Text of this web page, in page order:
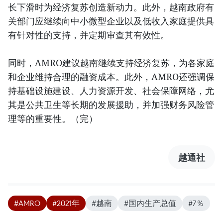
长下滑时为经济复苏创造新动力。此外，越南政府有
关部门应继续向中小微型企业以及低收入家庭提供具
有针对性的支持，并定期审查其有效性。
同时，AMRO建议越南继续支持经济复苏，为各家庭
和企业维持合理的融资成本。此外，AMRO还强调保
持基础设施建设、人力资源开发、社会保障网络，尤
其是公共卫生等长期的发展援助，并加强财务风险管
理等的重要性。（完）
越通社
#AMRO #2021年 #越南 #国内生产总值 #7％